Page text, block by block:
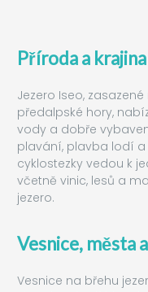
Příroda a krajina
Jezero Iseo,
předalpské hory,
vody a dobře
plavání, plavba lodí
cyklostezky vedou k
včetně vinic, lesů a
jezero.
Vesnice, města
Vesnice na břehu